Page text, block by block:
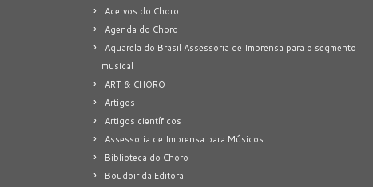
Acervos do Choro
Agenda do Choro
Aquarela do Brasil Assessoria de Imprensa para o segmento
musical
ART & CHORO
Artigos
Artigos científicos
Assessoria de Imprensa para Músicos
Biblioteca do Choro
Boudoir da Editora